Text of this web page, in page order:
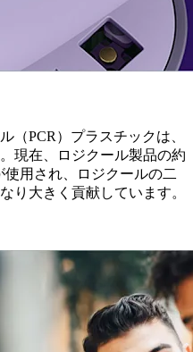
（PCR）プラスチックは、
現在、ロジクール製品の約
使用され、ロジクールの二
り大きく貢献しています。